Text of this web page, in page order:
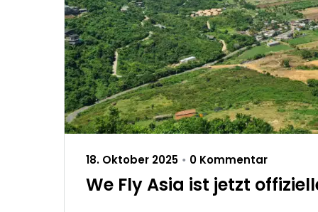
18. Oktober 2025 • 0 Kommentar
We Fly Asia ist jetzt